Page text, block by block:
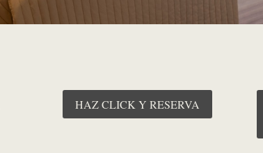
HAZ CLICK Y RESERVA